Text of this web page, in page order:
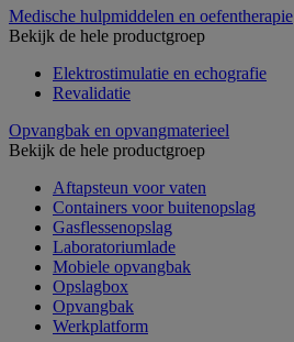
Medische hulpmiddelen en oefentherapie
Bekijk de hele productgroep
Elektrostimulatie en echografie
Revalidatie
Opvangbak en opvangmaterieel
Bekijk de hele productgroep
Aftapsteun voor vaten
Containers voor buitenopslag
Gasflessenopslag
Laboratoriumlade
Mobiele opvangbak
Opslagbox
Opvangbak
Werkplatform